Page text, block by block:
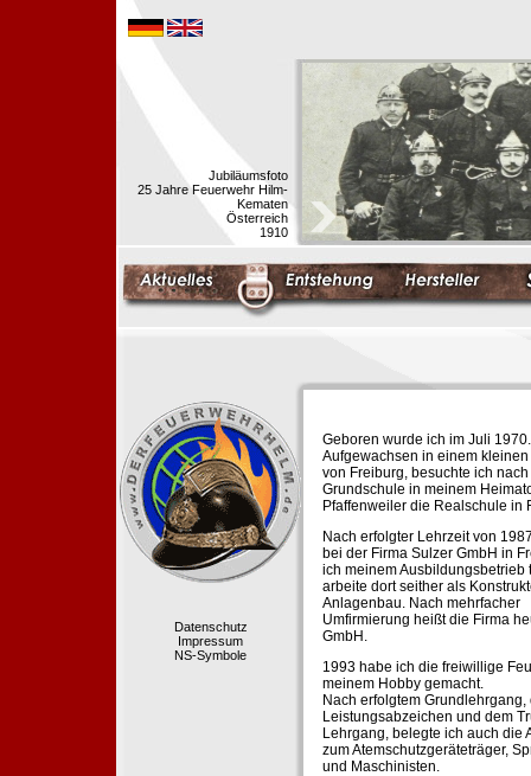
Jubiläumsfoto
25 Jahre Feuerwehr Hilm-
Kematen
Österreich
1910
Datenschutz
Impressum
NS-Symbole
Geboren wurde ich im Juli 1970.
Aufgewachsen in einem kleinen
von Freiburg, besuchte ich nach
Grundschule in meinem
Pfaffenweiler die Realschule in
Nach erfolgter Lehrzeit von
bei der Firma Sulzer GmbH in
ich meinem Ausbildungsbetrieb
arbeite dort seither als
Anlagenbau. Nach mehrfacher
Umfirmierung heißt die Firma
GmbH.
1993 habe ich die freiwillige
meinem Hobby gemacht.
Nach erfolgtem Grundlehrgang,
Leistungsabzeichen und dem
Lehrgang, belegte ich auch die
zum Atemschutzgeräteträger,
und Maschinisten.